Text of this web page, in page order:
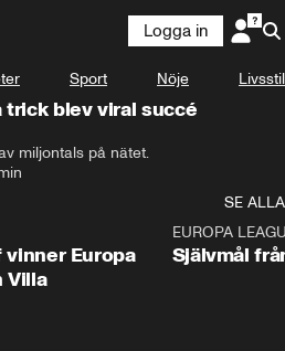
Logga in
Sport Nöje Livsstil
trick blev viral succé
miljontals på nätet.
SE ALLA
Europa
Villa
EUROPA
Självmål